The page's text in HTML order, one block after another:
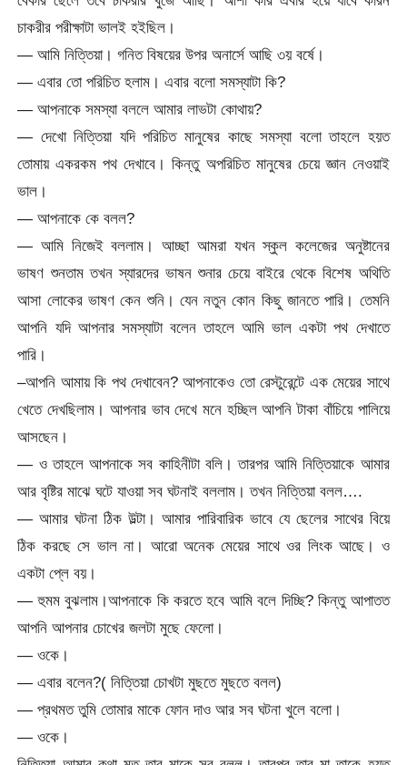
চাকরীর পরীক্ষাটা ভালই হইছিল।
— আমি নিত্তিয়া। গনিত বিষয়ের উপর অনার্সে আছি ৩য় বর্ষে।
— এবার তো পরিচিত হলাম। এবার বলো সমস্যাটা কি?
— আপনাকে সমস্যা বললে আমার লাভটা কোথায়?
— দেখো নিত্তিয়া যদি পরিচিত মানুষের কাছে সমস্যা বলো তাহলে হয়ত
তোমায় একরকম পথ দেখাবে। কিন্তু অপরিচিত মানুষের চেয়ে জ্ঞান নেওয়াই
ভাল।
— আপনাকে কে বলল?
— আমি নিজেই বললাম। আচ্ছা আমরা যখন স্কুল কলেজের অনুষ্টানের
ভাষণ শুনতাম তখন স্যারদের ভাষন শুনার চেয়ে বাইরে থেকে বিশেষ অথিতি
আসা লোকের ভাষণ কেন শুনি। যেন নতুন কোন কিছু জানতে পারি। তেমনি
আপনি যদি আপনার সমস্যাটা বলেন তাহলে আমি ভাল একটা পথ দেখাতে
পারি।
–আপনি আমায় কি পথ দেখাবেন? আপনাকেও তো রেস্টুরেন্টে এক মেয়ের সাথে
খেতে দেখছিলাম। আপনার ভাব দেখে মনে হচ্ছিল আপনি টাকা বাঁচিয়ে পালিয়ে
আসছেন।
— ও তাহলে আপনাকে সব কাহিনীটা বলি। তারপর আমি নিত্তিয়াকে আমার
আর বৃষ্টির মাঝে ঘটে যাওয়া সব ঘটনাই বললাম। তখন নিত্তিয়া বলল….
— আমার ঘটনা ঠিক উল্টা। আমার পারিবারিক ভাবে যে ছেলের সাথের বিয়ে
ঠিক করছে সে ভাল না। আরো অনেক মেয়ের সাথে ওর লিংক আছে। ও
একটা প্লে বয়।
— হুমম বুঝলাম।আপনাকে কি করতে হবে আমি বলে দিচ্ছি? কিন্তু আপাতত
আপনি আপনার চোখের জলটা মুছে ফেলো।
— ওকে।
— এবার বলেন?( নিত্তিয়া চোখটা মুছতে মুছতে বলল)
— প্রথমত তুমি তোমার মাকে ফোন দাও আর সব ঘটনা খুলে বলো।
— ওকে।